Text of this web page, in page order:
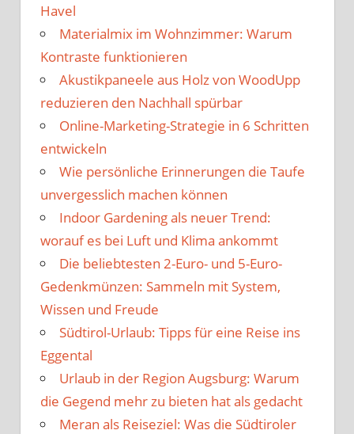
Havel
Materialmix im Wohnzimmer: Warum
Kontraste funktionieren
Akustikpaneele aus Holz von WoodUpp
reduzieren den Nachhall spürbar
Online-Marketing-Strategie in 6 Schritten
entwickeln
Wie persönliche Erinnerungen die Taufe
unvergesslich machen können
Indoor Gardening als neuer Trend:
worauf es bei Luft und Klima ankommt
Die beliebtesten 2-Euro- und 5-Euro-
Gedenkmünzen: Sammeln mit System,
Wissen und Freude
Südtirol-Urlaub: Tipps für eine Reise ins
Eggental
Urlaub in der Region Augsburg: Warum
die Gegend mehr zu bieten hat als gedacht
Meran als Reiseziel: Was die Südtiroler